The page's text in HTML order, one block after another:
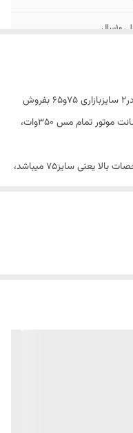
پنکه مهپاش صنعتی با برق شهری ۲۲۰ ولت در۲ سایزبازاری ۷۵و۶۵ بفروش
میرسد،درسایز ۷۵ توری۸۵ سانت پروانه۷۵ سانت موتور تمام مس 350وات،
درسایز۶۵ هم تمام امکانات وکارکردمثل مشخصات بالا یعنی سایز۷۵ میباشد،